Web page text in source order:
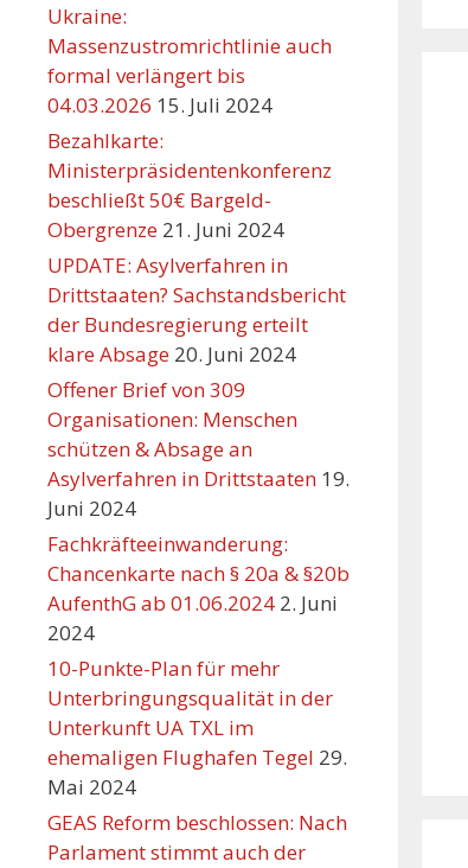
Ukraine:
Massenzustromrichtlinie auch
formal verlängert bis
04.03.2026 15. Juli 2024
Bezahlkarte:
Ministerpräsidentenkonferenz
beschließt 50€ Bargeld-
Obergrenze 21. Juni 2024
UPDATE: Asylverfahren in
Drittstaaten? Sachstandsbericht
der Bundesregierung erteilt
klare Absage 20. Juni 2024
Offener Brief von 309
Organisationen: Menschen
schützen & Absage an
Asylverfahren in Drittstaaten 19.
Juni 2024
Fachkräfteeinwanderung:
Chancenkarte nach § 20a & §20b
AufenthG ab 01.06.2024 2. Juni
2024
10-Punkte-Plan für mehr
Unterbringungsqualität in der
Unterkunft UA TXL im
ehemaligen Flughafen Tegel 29.
Mai 2024
GEAS Reform beschlossen: Nach
Parlament stimmt auch der